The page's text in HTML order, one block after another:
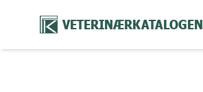
VETERINÆRKATALOGEN